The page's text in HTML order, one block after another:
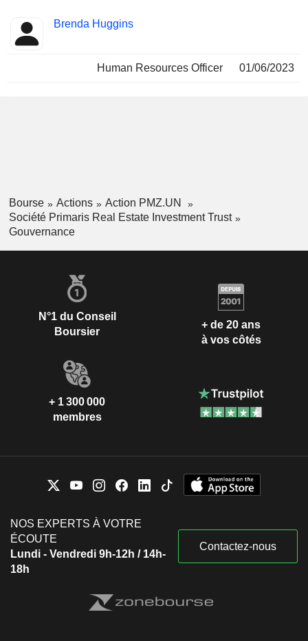
Insider
Fonctions
Brenda Huggins
Human Resources Officer 01/06/2023
Conestoga Mall de la société est situé dans la région de
Waterloo.
Bourse Actions
Action PMZ.UN
Société Primaris Real Estate Investment Trust
Gouvernance
N°1 du Conseil
Boursier
+ de 20 ans
à vos côtés
+ 1 300 000
membres
NOS EXPERTS À VOTRE
ÉCOUTE
Lundi - Vendredi 9h-12h / 14h-
18h
Contactez-nous